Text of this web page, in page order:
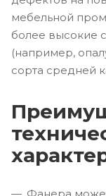
мебельной
более высокие
(например,
сорта средней